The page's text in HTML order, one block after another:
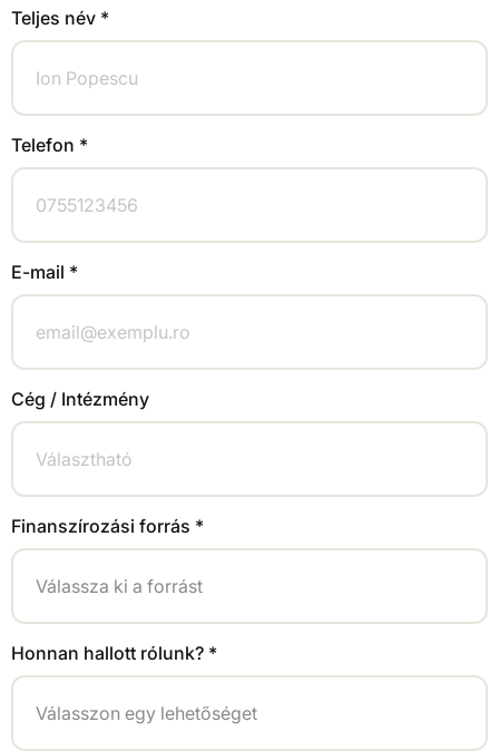
Teljes név *
Telefon *
E-mail *
Cég / Intézmény
Finanszírozási forrás *
Honnan hallott rólunk? *